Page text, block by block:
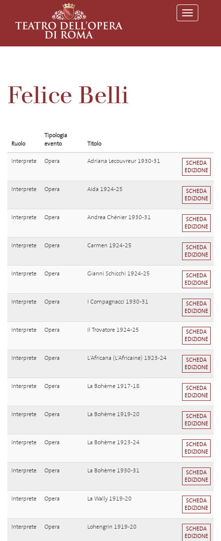
T
o
l
Felice Belli
Ruolo
Tipologia
evento
Titolo
Interprete Opera Adriana Lecouvreur 1930-31
SCHEDA
EDIZIONE
Interprete Opera Aida 1924-25
SCHEDA
EDIZIONE
Interprete Opera Andrea Chénier 1930-31
SCHEDA
EDIZIONE
Interprete Opera Carmen 1924-25
SCHEDA
EDIZIONE
Interprete Opera Gianni Schicchi 1924-25
SCHEDA
EDIZIONE
Interprete Opera I Compagnacci 1930-31
SCHEDA
EDIZIONE
Interprete Opera Il Trovatore 1924-25
SCHEDA
EDIZIONE
Interprete Opera L'Africana (L'Africaine) 1923-24
SCHEDA
EDIZIONE
Interprete Opera La Bohème 1917-18
SCHEDA
EDIZIONE
Interprete Opera La Bohème 1919-20
SCHEDA
EDIZIONE
Interprete Opera La Bohème 1923-24
SCHEDA
EDIZIONE
Interprete Opera La Bohème 1930-31
SCHEDA
EDIZIONE
Interprete Opera La Wally 1919-20
SCHEDA
EDIZIONE
Interprete Opera Lohengrin 1919-20
SCHEDA
EDIZIONE